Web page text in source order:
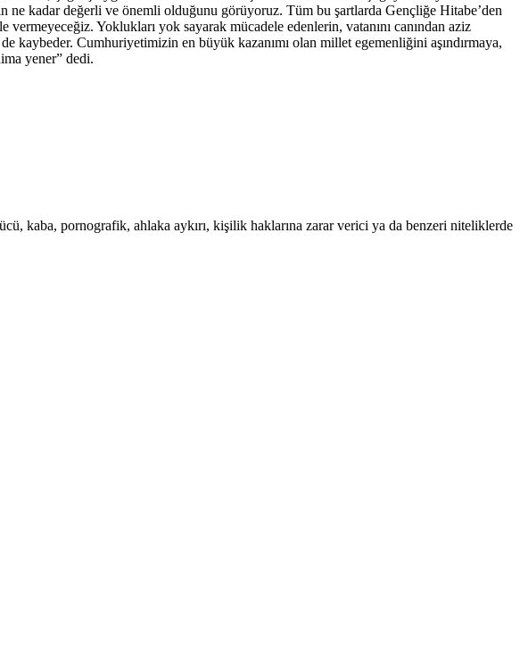
ne kadar değerli ve önemli olduğunu görüyoruz. Tüm bu şartlarda Gençliğe Hitabe’den
vermeyeceğiz. Yoklukları yok sayarak mücadele edenlerin, vatanını canından aziz
kaybeder. Cumhuriyetimizin en büyük kazanımı olan millet egemenliğini aşındırmaya,
yener” dedi.
kaba, pornografik, ahlaka aykırı, kişilik haklarına zarar verici ya da benzeri niteliklerde